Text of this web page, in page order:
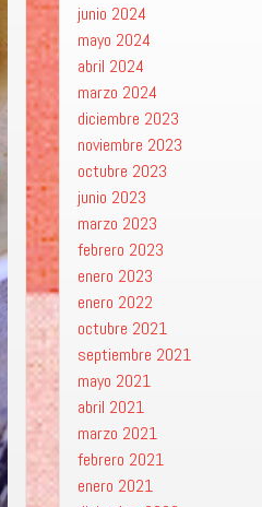
junio 2024
mayo 2024
abril 2024
marzo 2024
diciembre 2023
noviembre 2023
octubre 2023
junio 2023
marzo 2023
febrero 2023
enero 2023
enero 2022
octubre 2021
septiembre 2021
mayo 2021
abril 2021
marzo 2021
febrero 2021
enero 2021